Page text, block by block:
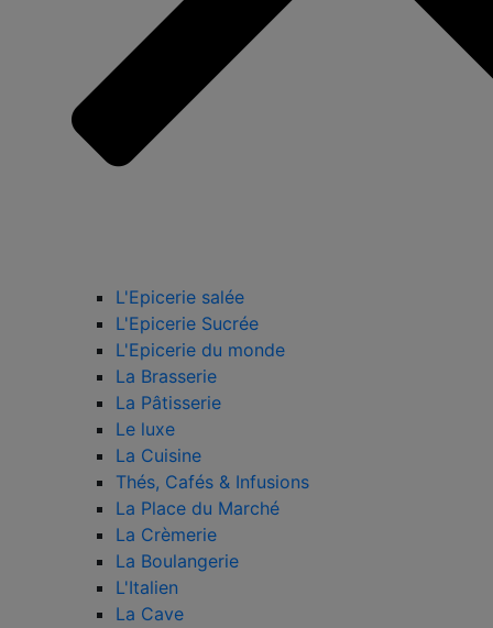
L'Epicerie salée
L'Epicerie Sucrée
L'Epicerie du monde
La Brasserie
La Pâtisserie
Le luxe
La Cuisine
Thés, Cafés & Infusions
La Place du Marché
La Crèmerie
La Boulangerie
L'Italien
La Cave